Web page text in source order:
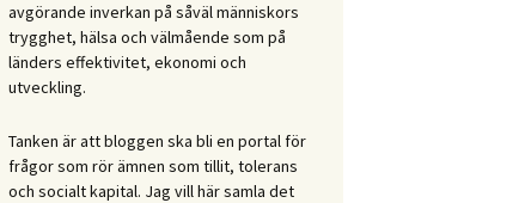
avgörande inverkan på såväl människors
trygghet, hälsa och välmående som på
länders effektivitet, ekonomi och
utveckling.
Tanken är att bloggen ska bli en portal för
frågor som rör ämnen som tillit, tolerans
och socialt kapital. Jag vill här samla det